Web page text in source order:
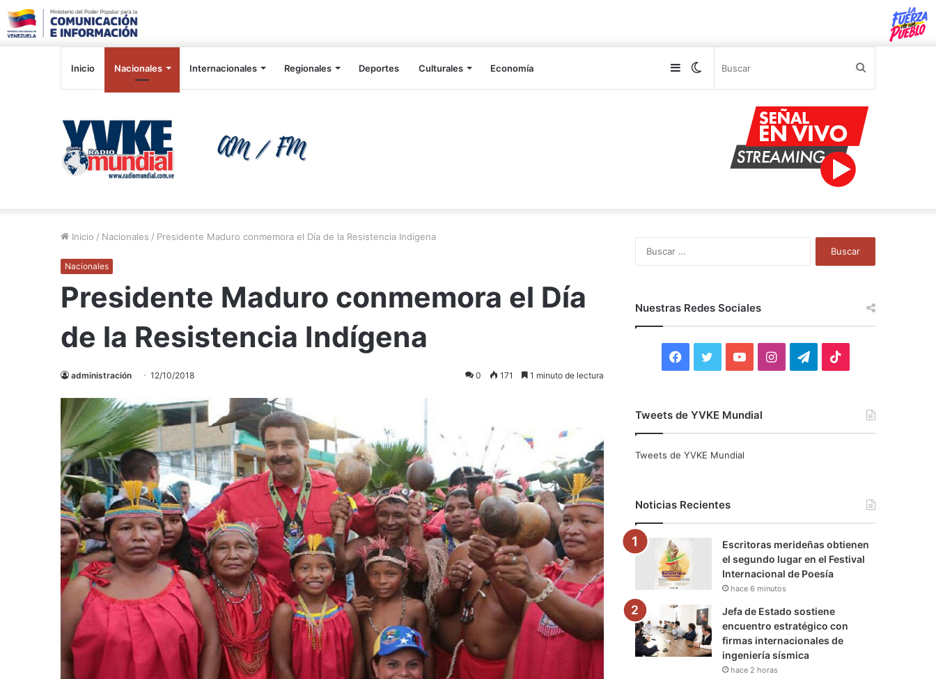
Inicio Nacionales Internacionales Regionales Deportes Culturales Economía Switch
Sidebar
Inicio / Nacionales / Presidente Maduro conmemora el Día de la Resistencia Indígena
Nacionales
Presidente Maduro conmemora el Día
de la Resistencia Indígena
administración 12/10/2018 0 171 1 minuto de lectura
Nuestras Redes Sociales
F
c
o
k
i
r
Y
u
e
I
r
a
m
T
a
m
Tweets de YVKE Mundial
Tweets de YVKE Mundial
Noticias Recientes
Escritoras merideñas obtienen
el segundo lugar en el Festival
Internacional de Poesía
hace 6 minutos
Jefa de Estado sostiene
encuentro estratégico con
firmas internacionales de
ingeniería sísmica
hace 2 horas